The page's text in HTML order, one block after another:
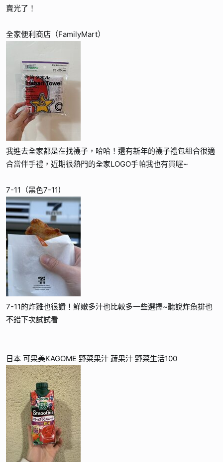
賣光了！
全家便利商店（FamilyMart）
我進去全家都是在找襪子，哈哈！還有新年的襪子禮包組合很適
合當伴手禮，近期很熱門的全家LOGO手帕我也有買喔~
7-11（黑色7-11)
7-11的炸雞也很讚！鮮嫩多汁也比較多一些選擇~聽說炸魚排也
不錯下次試試看
日本 可果美KAGOME 野菜果汁 蔬果汁 野菜生活100